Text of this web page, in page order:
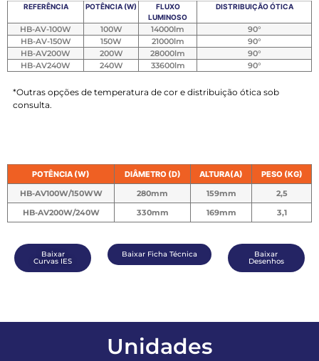
REFERÊNCIA POTÊNCIA (W)
FLUXO
LUMINOSO
DISTRIBUIÇÃO ÓTICA
HB-AV-100W 100W 14000lm
90°
HB-AV-150W
150W 21000lm
90°
HB-AV200W
200W 28000lm
90°
HB-AV240W
240W 33600lm 90°
*Outras opções de temperatura de cor e distribuição ótica sob
consulta.
POTÊNCIA (W) DIÂMETRO (D) ALTURA(A)
PESO (KG)
HB-AV100W/150WW
280mm 159mm
2,5
HB-AV200W/240W
330mm 169mm 3,1
Baixar
Curvas IES
Baixar Ficha Técnica Baixar
Desenhos
Unidades